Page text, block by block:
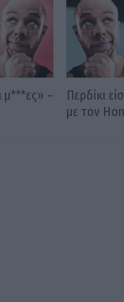
μ***ες» –
Περδίκι
με τον